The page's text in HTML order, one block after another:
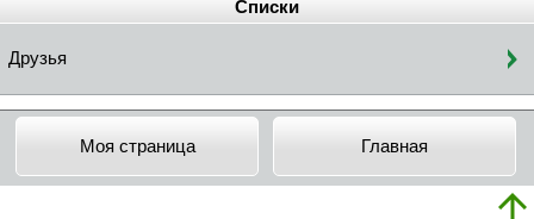
Списки
Друзья
Моя страница Главная